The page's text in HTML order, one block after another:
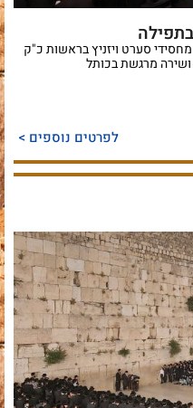
סערט ויזניץ בראשות כ"ק
מרגשת בכותל
לפרטים נוספים >